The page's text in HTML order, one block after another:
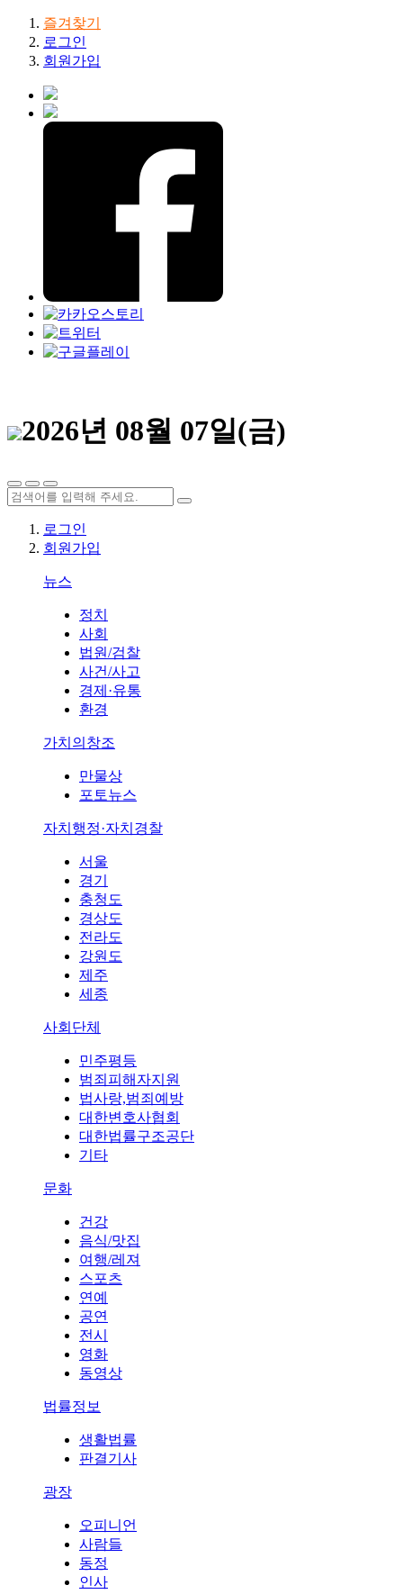
즐겨찾기
로그인
회원가입
2026년 08월 07일(금)
로그인
회원가입
뉴스
정치
사회
법원/검찰
사건/사고
경제·유통
환경
가치의창조
만물상
포토뉴스
자치행정·자치경찰
서울
경기
충청도
경상도
전라도
강원도
제주
세종
사회단체
민주평등
범죄피해자지원
법사랑,범죄예방
대한변호사협회
대한법률구조공단
기타
문화
건강
음식/맛집
여행/레져
스포츠
연예
공연
전시
영화
동영상
법률정보
생활법률
판결기사
광장
오피니언
사람들
동정
인사